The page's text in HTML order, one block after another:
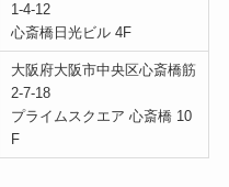
1-4-12
心斎橋日光ビル 4F
大阪府大阪市中央区心斎橋筋
2-7-18
プライムスクエア 心斎橋 10
F